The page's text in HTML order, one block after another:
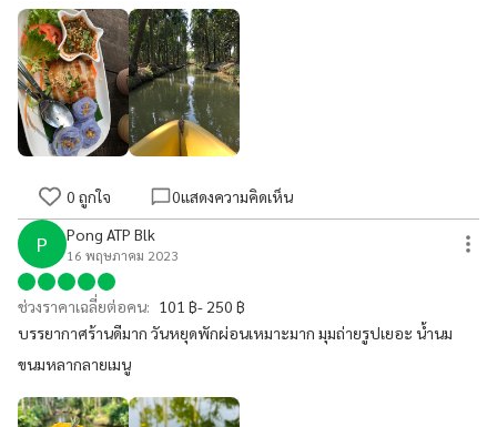
0 ถูกใจ 0แสดงความคิดเห็น
P Pong ATP Blk
16 พฤษภาคม 2023
ช่วงราคาเฉลี่ยต่อคน: 101 ฿- 250 ฿
บรรยากาศร้านดีมาก วันหยุดพักผ่อนเหมาะมาก มุมถ่ายรูปเยอะ น้ำนม
ขนมหลากลายเมนู